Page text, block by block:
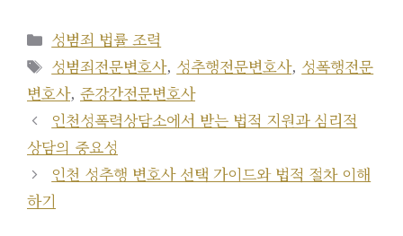
카
테
고
리
성범죄 법률 조력
태
그
성범죄전문변호사, 성추행전문변호사, 성폭행전문
변호사, 준강간전문변호사
인천성폭력상담소에서 받는 법적 지원과 심리적
상담의 중요성
인천 성추행 변호사 선택 가이드와 법적 절차 이해
하기